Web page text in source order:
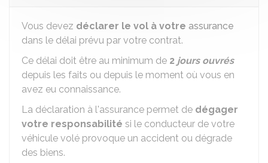
Vous devez déclarer le vol à votre assurance
dans le délai prévu par votre contrat.
Ce délai doit être au minimum de 2 jours ouvrés
depuis les faits ou depuis le moment où vous en
avez eu connaissance.
La déclaration à l'assurance permet de dégager
votre responsabilité si le conducteur de votre
véhicule volé provoque un accident ou dégrade
des biens.